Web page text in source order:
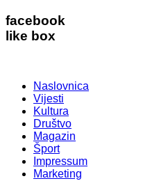
facebook
like box
Naslovnica
Vijesti
Kultura
Društvo
Magazin
Šport
Impressum
Marketing